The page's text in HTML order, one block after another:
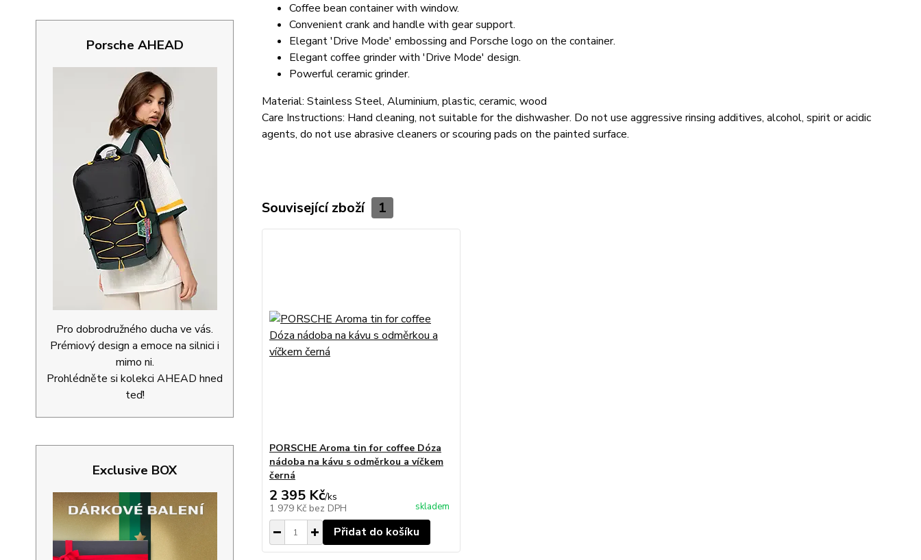
Porsche AHEAD
Pro dobrodružného ducha ve vás.
Prémiový design a emoce na silnici i
mimo ni.
Prohlédněte si kolekci AHEAD hned
teď!
Exclusive BOX
Coffee bean container with window.
Convenient crank and handle with gear support.
Elegant 'Drive Mode' embossing and Porsche logo on the container.
Elegant coffee grinder with 'Drive Mode' design.
Powerful ceramic grinder.
Material: Stainless Steel, Aluminium, plastic, ceramic, wood
Care Instructions: Hand cleaning, not suitable for the dishwasher. Do not use aggressive rinsing additives, alcohol, spirit or acidic
agents, do not use abrasive cleaners or scouring pads on the painted surface.
Související zboží 1
PORSCHE Aroma tin for coffee Dóza
nádoba na kávu s odměrkou a víčkem
černá
2 395 Kč/ks
1 979 Kč bez DPH skladem
Přidat do košíku